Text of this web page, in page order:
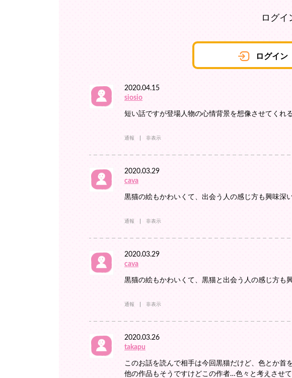
ログイ
ログイン
2020.04.15
siosio
短い話ですが登場人物の心情背景を想像させてくれ
通報 非表示
2020.03.29
cava
黒猫の絵もかわいくて、出会う人の感じ方も興味深
通報 非表示
2020.03.29
cava
黒猫の絵もかわいくて、黒猫と出会う人の感じ方も
通報 非表示
2020.03.26
takapu
このお話を読んで相手は今回黒猫だけど、色とか首
他の作品もそうですけどこの作者…色々と考えさせ